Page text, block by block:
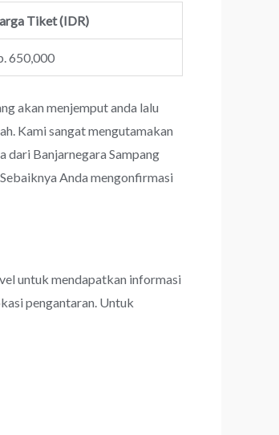
Tiket (IDR)
650,000
akan menjemput anda lalu
Kami sangat mengutamakan
dari Banjarnegara Sampang
Anda mengonfirmasi
untuk mendapatkan informasi
pengantaran. Untuk